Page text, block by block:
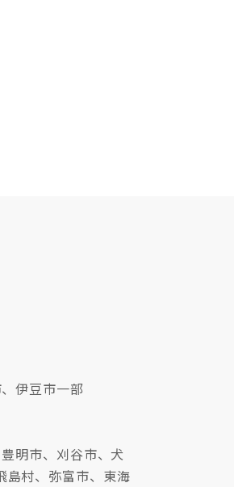
伊豆市一部
明市、刈谷市、犬
島村、弥富市、東海